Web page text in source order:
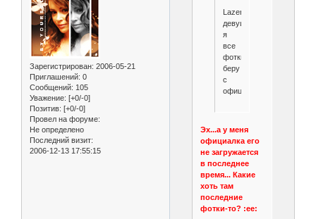
Зарегистрирован: 2006-05-21
Приглашений: 0
Сообщений: 105
Уважение: [+0/-0]
Позитив: [+0/-0]
Провел на форуме:
Не определено
Последний визит:
2006-12-13 17:55:15
Lazerная
девушка,
я
все
фотки
беру
с
официалки.
Эх...а у меня
официалка его
не загружается
в последнее
время... Какие
хоть там
последние
фотки-то? :ee: